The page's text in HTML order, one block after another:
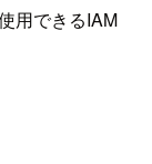
用できるIAM